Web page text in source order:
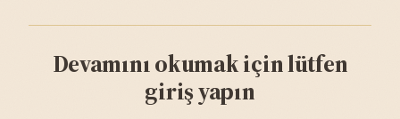
Devamını okumak için lütfen
giriş yapın